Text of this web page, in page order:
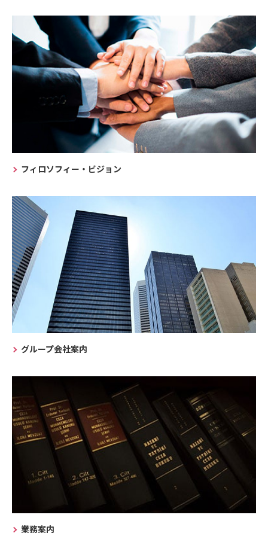
フィロソフィー・ビジョン
グループ会社案内
業務案内